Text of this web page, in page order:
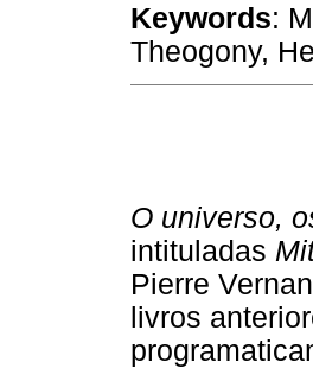
Keywords:
Theogony,
O universo,
intituladas
Pierre
livros